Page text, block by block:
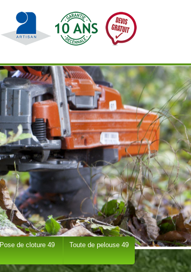
Pose de cloture 49 Toute de pelouse 49